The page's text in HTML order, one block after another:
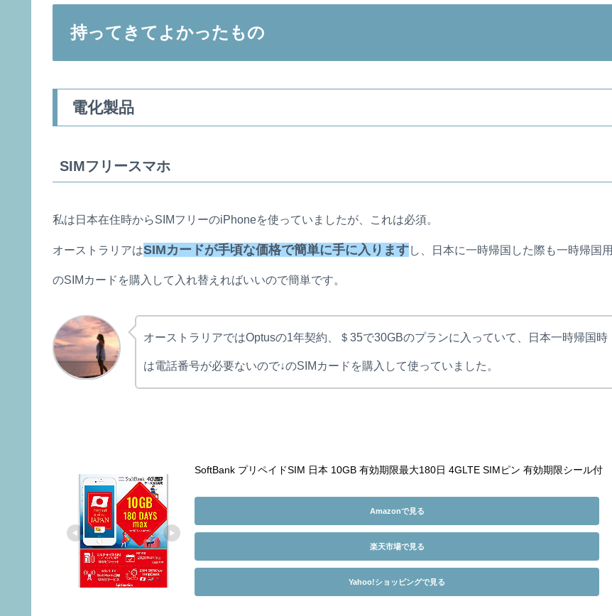
持ってきてよかったもの
電化製品
SIMフリースマホ
私は日本在住時からSIMフリーのiPhoneを使っていましたが、これは必須。
オーストラリアはSIMカードが手頃な価格で簡単に手に入りますし、日本に一時帰国した際も一時帰国用
のSIMカードを購入して入れ替えればいいので簡単です。
オーストラリアではOptusの1年契約、＄35で30GBのプランに入っていて、日本一時帰国時
は電話番号が必要ないので↓のSIMカードを購入して使っていました。
SoftBank プリペイドSIM 日本 10GB 有効期限最大180日 4GLTE SIMピン 有効期限シール付
Amazonで見る
楽天市場で見る
Yahoo!ショッピングで見る